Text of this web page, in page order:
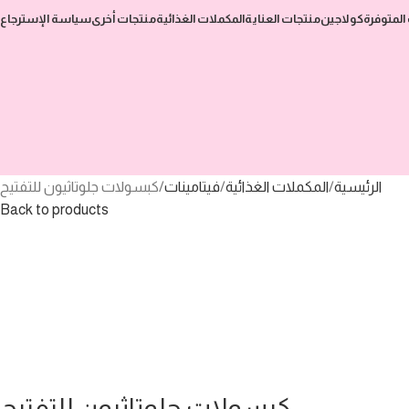
كولاجينمنتجات العنايةالمكملات الغذائيةمنتجات أخرىسياسة الإسترجاع
الرئيسية المكملات الغذائية فيتامينات كبسولات جلوتاثيون للتفتيح
Back to products